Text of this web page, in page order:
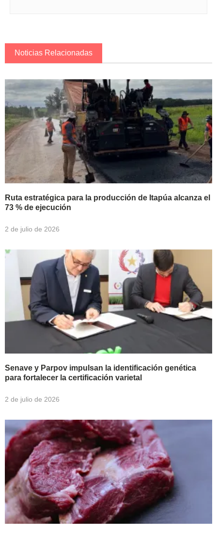
Noticias Relacionadas
Ruta estratégica para la producción de Itapúa alcanza el
73 % de ejecución
2 de julio de 2026
Senave y Parpov impulsan la identificación genética
para fortalecer la certificación varietal
2 de julio de 2026